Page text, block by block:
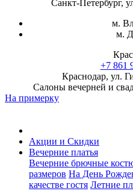
Санкт-Петербург,
м.
м.
+7 861
Краснодар, ул.
Салоны вечерней и
На примерку
Акции и Скидки
Вечерние платья
Вечерние брючные
размеров На День
качестве гостя Летние